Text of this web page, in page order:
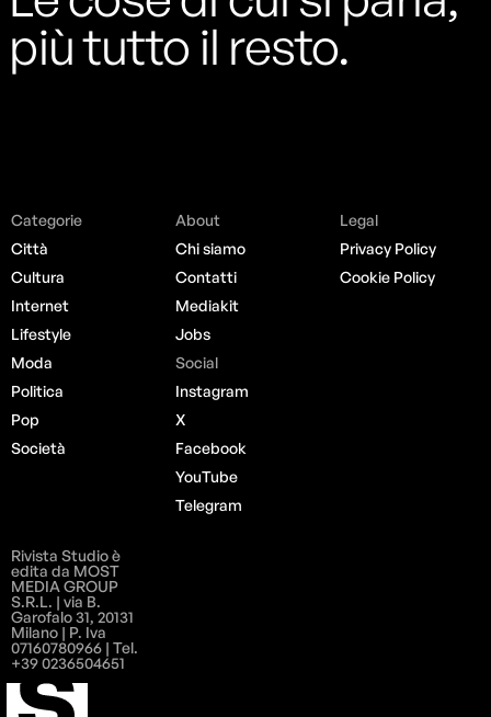
più tutto il resto.
Categorie
Città
Cultura
Internet
Lifestyle
Moda
Politica
Pop
Società
About
Chi siamo
Contatti
Mediakit
Jobs
Social
Instagram
X
Facebook
YouTube
Telegram
Legal
Privacy Policy
Cookie Policy
Rivista Studio è
edita da MOST
MEDIA GROUP
S.R.L. | via B.
Garofalo 31, 20131
Milano | P. Iva
07160780966 | Tel.
+39 0236504651